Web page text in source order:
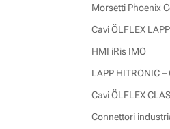
Morsetti Phoenix
Cavi ÖLFLEX LAPP
HMI iRis IMO
LAPP HITRONIC
Cavi ÖLFLEX
Connettori